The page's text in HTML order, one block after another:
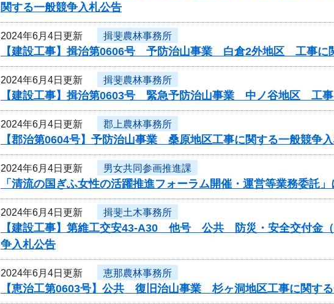
関する一般競争入札公告
2024年6月4日更新 揖斐農林事務所
【建設工事】揖治第0606号 予防治山事業 白倉2外地区 工事に
2024年6月4日更新 揖斐農林事務所
【建設工事】揖治第0603号 緊急予防治山事業 中ノ谷地区 工事
2024年6月4日更新 郡上農林事務所
【郡治第0604号】予防治山事業 桑原地区工事に関する一般競争
2024年6月4日更新 男女共同参画推進課
「清流の国ぎふ女性の活躍推進フォーラム開催・運営等業務委託
2024年6月4日更新 揖斐土木事務所
【建設工事】第維工交安43-A30 他号 公共 防災・安全交付金
争入札公告
2024年6月4日更新 恵那農林事務所
【恵治工第0603号】公共 復旧治山事業 杉ヶ洞地区工事に関す